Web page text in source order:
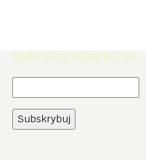
Podaj swój adres e-mail: